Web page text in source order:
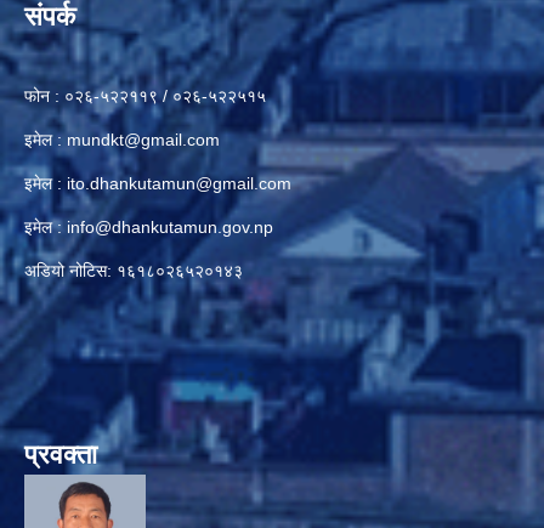
संपर्क
फोन : ०२६-५२२११९ / ०२६-५२२५१५
इमेल : mundkt@gmail.com
इमेल : ito.dhankutamun@gmail.com
इमेल : info@dhankutamun.gov.np
अडियो नोटिस: १६१८०२६५२०१४३
प्रवक्ता